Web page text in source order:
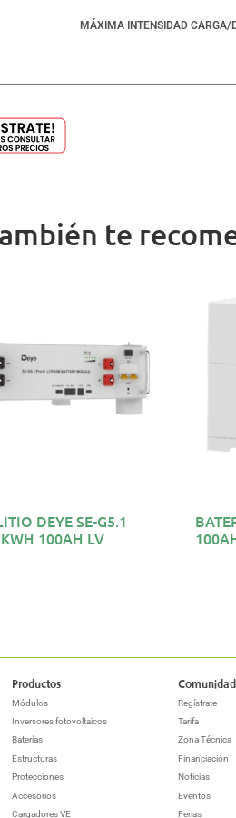
MÁXIMA INTENSIDAD CARGA/
te
DEYE SE-G5.1
100AH LV
Productos
Módulos
Inversores fotovoltaicos
Baterías
Estructuras
Protecciones
Accesorios
Cargadores VE
Comunidad
Regístrate
Tarifa
Zona Técnica
Financiación
Noticias
Eventos
Ferias